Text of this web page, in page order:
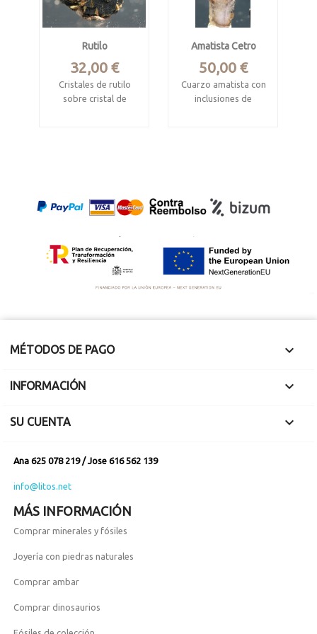
Rutilo
Precio
32,00 €
Cristales de rutilo
sobre cristal de
Amatista Cetro
Precio
50,00 €
Cuarzo amatista con
inclusiones de
1.4 cm.
burbuja móvil de
agua
MÉTODOS DE PAGO 
INFORMACIÓN 
SU CUENTA 
Ana 625 078 219 / Jose 616 562 139
info@litos.net
MÁS INFORMACIÓN
Comprar minerales y fósiles
Joyería con piedras naturales
Comprar ambar
Comprar dinosaurios